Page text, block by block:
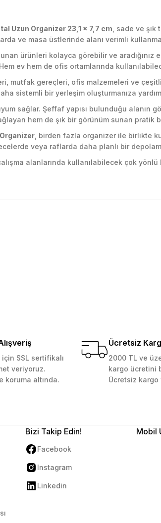
Uzun Organizer 23,1 x 7,7 cm , sade ve
ve masa üstlerinde alanı verimli
ürünleri kolayca görebilir ve
ev hem de ofis ortamlarında
mutfak gereçleri, ofis malzemeleri ve
sistemli bir yerleşim oluşturmanıza
sağlar. Şeffaf yapısı bulunduğu
hem de şık bir görünüm sunan pratik
, birden fazla organizer ile birlikte
veya raflarda daha planlı bir
alanlarında kullanılabilecek çok
SSL sertifikalı
veriyoruz.
koruma altında.
Ücretsiz
2000 TL ve
kargo ücretini
Ücretsiz kargo
Bizi Takip Edin!
Facebook
Instagram
Linkedin
Mobil